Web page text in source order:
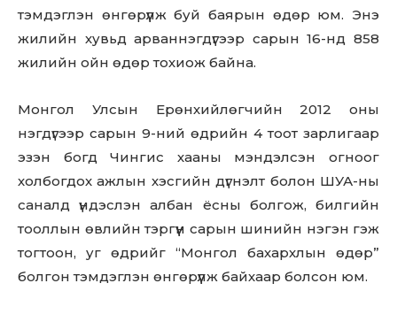
тэмдэглэн өнгөрүүлж буй баярын өдөр юм. Энэ
жилийн хувьд арваннэгдүгээр сарын 16-нд 858
жилийн ойн өдөр тохиож байна.
Монгол Улсын Ерөнхийлөгчийн 2012 оны
нэгдүгээр сарын 9-ний өдрийн 4 тоот зарлигаар
эзэн богд Чингис хааны мэндэлсэн огноог
холбогдох ажлын хэсгийн дүгнэлт болон ШУА-ны
саналд үндэслэн албан ёсны болгож, билгийн
тооллын өвлийн тэргүүн сарын шинийн нэгэн гэж
тогтоон, уг өдрийг “Монгол бахархлын өдөр”
болгон тэмдэглэн өнгөрүүлж байхаар болсон юм.